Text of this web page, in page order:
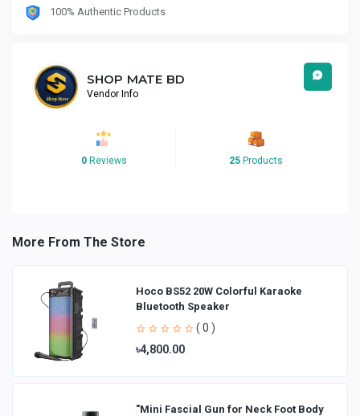
100% Authentic Products
SHOP MATE BD
Vendor Info
0 Reviews 25 Products
More From The Store
Hoco BS52 20W Colorful Karaoke
Bluetooth Speaker
( 0 )
৳4,800.00
"Mini Fascial Gun for Neck Foot Body